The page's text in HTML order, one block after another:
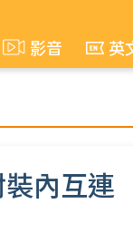
影音 英
內互連